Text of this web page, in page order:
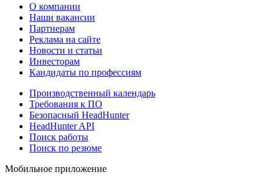
О компании
Наши вакансии
Партнерам
Реклама на сайте
Новости и статьи
Инвесторам
Кандидаты по профессиям
Производственный календарь
Требования к ПО
Безопасный HeadHunter
HeadHunter API
Поиск работы
Поиск по резюме
Мобильное приложение